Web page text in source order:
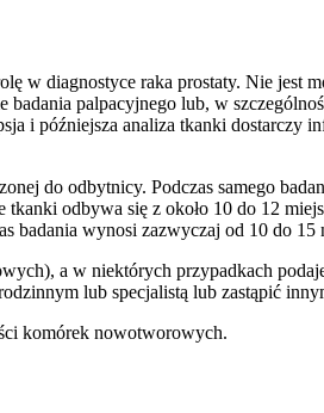
w diagnostyce raka prostaty. Nie jest
palpacyjnego lub, w
i późniejsza analiza tkanki dostarczy
do odbytnicy. Podczas samego
odbywa się z około 10 do 12
badania wynosi zazwyczaj od 10 do 15
a w niektórych przypadkach
lub specjalistą lub zastąpić
komórek nowotworowych.